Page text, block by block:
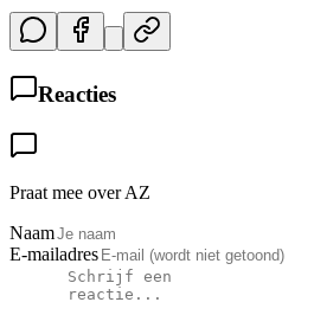
Reacties
Praat mee over AZ
Naam
E-mailadres